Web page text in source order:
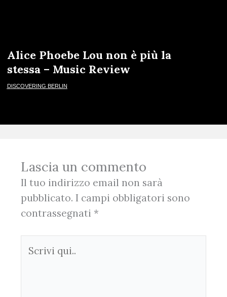
Alice Phoebe Lou non è più la
stessa – Music Review
DISCOVERING BERLIN
Lascia un commento
Il tuo indirizzo email non sarà
pubblicato. I campi obbligatori sono
contrassegnati *
qui..